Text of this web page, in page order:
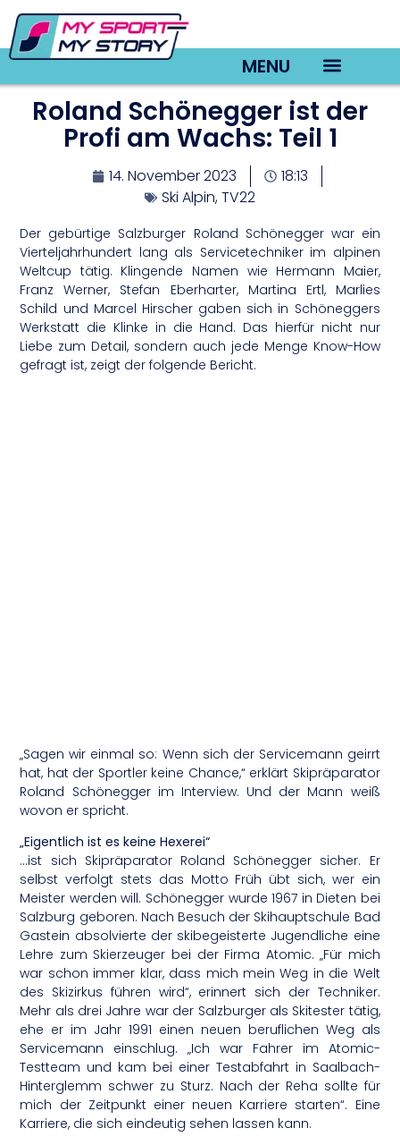
MENU
Roland Schönegger ist der
Profi am Wachs: Teil 1
14. November 2023
18:13
Ski Alpin,TV22
Der gebürtige Salzburger Roland Schönegger war ein
Vierteljahrhundert lang als Servicetechniker im alpinen
Weltcup tätig. Klingende Namen wie Hermann Maier,
Franz Werner, Stefan Eberharter, Martina Ertl, Marlies
Schild und Marcel Hirscher gaben sich in Schöneggers
Werkstatt die Klinke in die Hand. Das hierfür nicht nur
Liebe zum Detail, sondern auch jede Menge Know-How
gefragt ist, zeigt der folgende Bericht.
„Sagen wir einmal so: Wenn sich der Servicemann geirrt
hat, hat der Sportler keine Chance,“ erklärt Skipräparator
Roland Schönegger im Interview. Und der Mann weiß
wovon er spricht.
„Eigentlich ist es keine Hexerei“
…ist sich Skipräparator Roland Schönegger sicher. Er
selbst verfolgt stets das Motto Früh übt sich, wer ein
Meister werden will. Schönegger wurde 1967 in Dieten bei
Salzburg geboren. Nach Besuch der Skihauptschule Bad
Gastein absolvierte der skibegeisterte Jugendliche eine
Lehre zum Skierzeuger bei der Firma Atomic. „Für mich
war schon immer klar, dass mich mein Weg in die Welt
des Skizirkus führen wird“, erinnert sich der Techniker.
Mehr als drei Jahre war der Salzburger als Skitester tätig,
ehe er im Jahr 1991 einen neuen beruflichen Weg als
Servicemann einschlug. „Ich war Fahrer im Atomic-
Testteam und kam bei einer Testabfahrt in Saalbach-
Hinterglemm schwer zu Sturz. Nach der Reha sollte für
mich der Zeitpunkt einer neuen Karriere starten“. Eine
Karriere, die sich eindeutig sehen lassen kann.